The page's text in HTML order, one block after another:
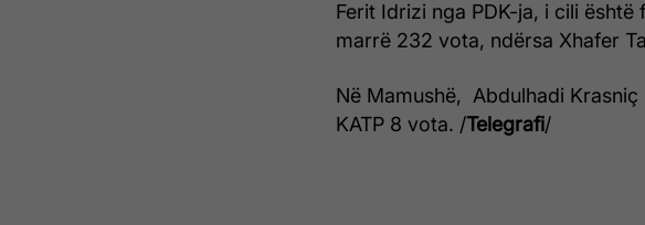
Ferit Idrizi nga PDK-ja, i cili
marrë 232 vota, ndërsa Xhafer
Në Mamushë, Abdulhadi
KATP 8 vota. /Telegrafi/